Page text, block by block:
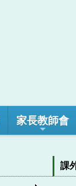
家長教師會
課